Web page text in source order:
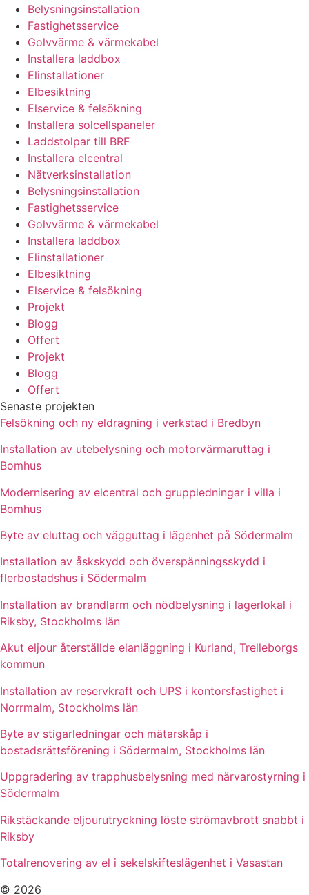
Belysningsinstallation
Fastighetsservice
Golvvärme & värmekabel
Installera laddbox
Elinstallationer
Elbesiktning
Elservice & felsökning
Installera solcellspaneler
Laddstolpar till BRF
Installera elcentral
Nätverksinstallation
Belysningsinstallation
Fastighetsservice
Golvvärme & värmekabel
Installera laddbox
Elinstallationer
Elbesiktning
Elservice & felsökning
Projekt
Blogg
Offert
Projekt
Blogg
Offert
Senaste projekten
Felsökning och ny eldragning i verkstad i Bredbyn
Installation av utebelysning och motorvärmaruttag i
Bomhus
Modernisering av elcentral och gruppledningar i villa i
Bomhus
Byte av eluttag och vägguttag i lägenhet på Södermalm
Installation av åskskydd och överspänningsskydd i
flerbostadshus i Södermalm
Installation av brandlarm och nödbelysning i lagerlokal i
Riksby, Stockholms län
Akut eljour återställde elanläggning i Kurland, Trelleborgs
kommun
Installation av reservkraft och UPS i kontorsfastighet i
Norrmalm, Stockholms län
Byte av stigarledningar och mätarskåp i
bostadsrättsförening i Södermalm, Stockholms län
Uppgradering av trapphusbelysning med närvarostyrning i
Södermalm
Rikstäckande eljourutryckning löste strömavbrott snabbt i
Riksby
Totalrenovering av el i sekelskifteslägenhet i Vasastan
© 2026